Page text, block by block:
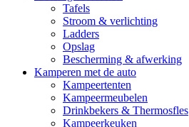
Tafels
Stroom & verlichting
Ladders
Opslag
Bescherming & afwerking
Kamperen met de auto
Kampeertenten
Kampeermeubelen
Drinkbekers & Thermosfles
Kampeerkeuken